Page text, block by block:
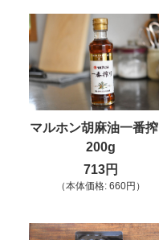
マルホン胡麻油一番搾
200g
713円
（本体価格: 660円）